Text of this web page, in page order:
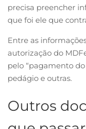
precisa preencher
que foi ele que
Entre as
autorização do
pelo “pagamento
pedágio e outras.
Outros